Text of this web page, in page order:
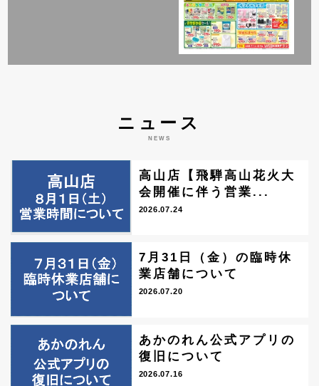
ニュース
NEWS
高山店【飛騨高山花火大
会開催に伴う営業...
2026.07.24
7月31日（金）の臨時休
業店舗について
2026.07.20
あかのれん公式アプリの
復旧について
2026.07.16